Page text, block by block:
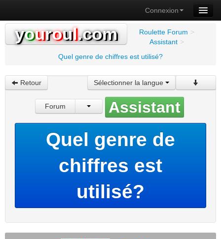
Connexion
youroul.com Roulette Forum >
Assistant >
Quel genre de chiffres est utilisé?
Retour Sélectionner la langue
Forum Assistant
Quel genre de
chiffres est
utilisé?